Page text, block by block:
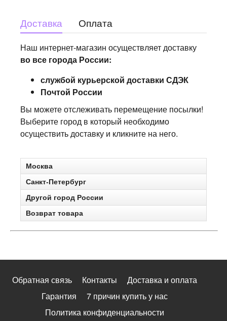
Доставка Оплата
Наш интернет-магазин осуществляет доставку
во все города России:
службой курьерской доставки СДЭК
Почтой России
Вы можете отслеживать перемещение посылки!
Выберите город в который необходимо
осуществить доставку и кликните на него.
Москва
Санкт-Петербург
Другой город России
Возврат товара
Обратная связь Контакты
Доставка и оплата
Гарантия
7 причин купить у нас
Политика конфиденциальности